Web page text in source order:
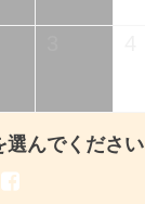
選んでください